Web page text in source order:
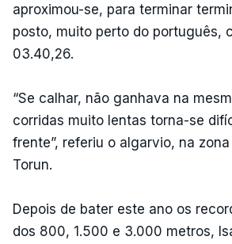
aproximou-se, para terminar
posto, muito perto do português,
03.40,26.
“Se calhar, não ganhava na
corridas muito lentas torna-se
frente”, referiu o algarvio, na
Torun.
Depois de bater este ano os
dos 800, 1.500 e 3.000 metros,